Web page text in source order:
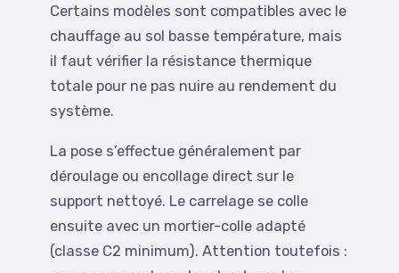
Certains modèles sont compatibles avec le
chauffage au sol basse température, mais
il faut vérifier la résistance thermique
totale pour ne pas nuire au rendement du
système.
La pose s’effectue généralement par
déroulage ou encollage direct sur le
support nettoyé. Le carrelage se colle
ensuite avec un mortier-colle adapté
(classe C2 minimum). Attention toutefois :